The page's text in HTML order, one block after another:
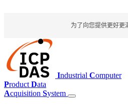
为了向您提供更好更
Industrial Computer
Product Data
Acquisition System